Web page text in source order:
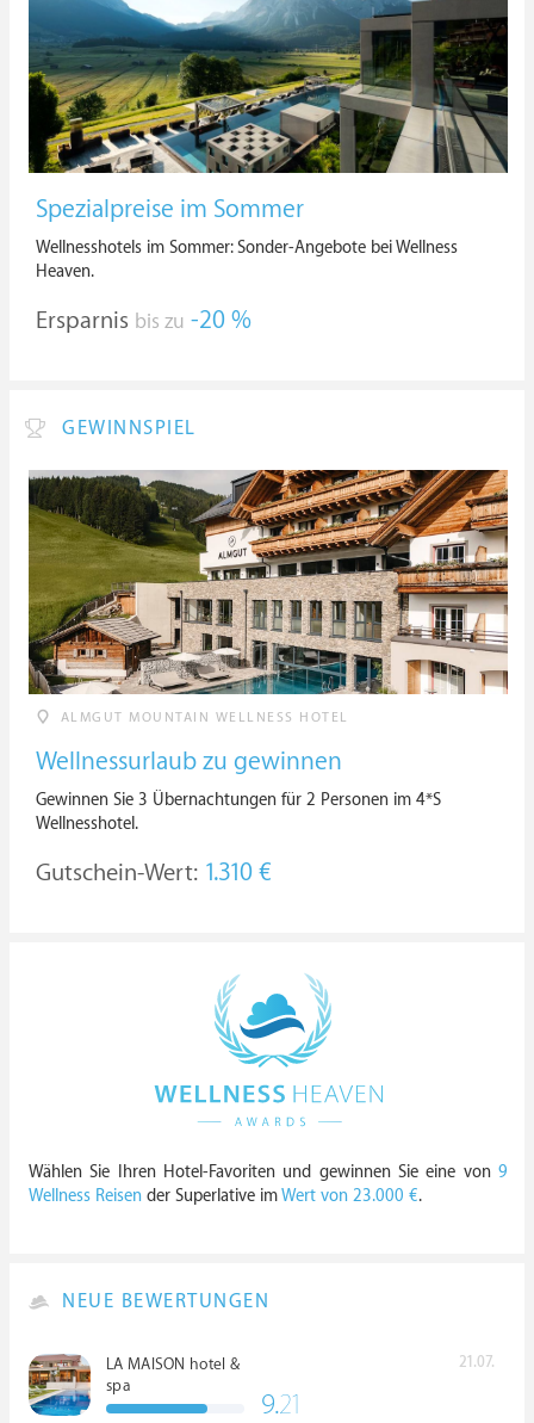
Spezialpreise im Sommer
Wellnesshotels im Sommer: Sonder-Angebote bei Wellness
Heaven.
Ersparnis bis zu -20 %
GEWINNSPIEL
ALMGUT MOUNTAIN WELLNESS HOTEL
Wellnessurlaub zu gewinnen
Gewinnen Sie 3 Übernachtungen für 2 Personen im 4*S
Wellnesshotel.
Gutschein-Wert: 1.310 €
Wählen Sie Ihren Hotel-Favoriten und gewinnen Sie eine von 9
Wellness Reisen der Superlative imWert von 23.000 €.
NEUE BEWERTUNGEN
LA MAISON hotel &
spa
21.07.
9.21